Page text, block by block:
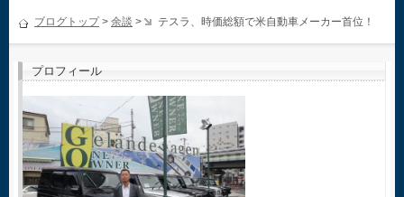
ブログトップ> 余談 > テスラ、時価総額で米自動車メーカー首位！
プロフィール